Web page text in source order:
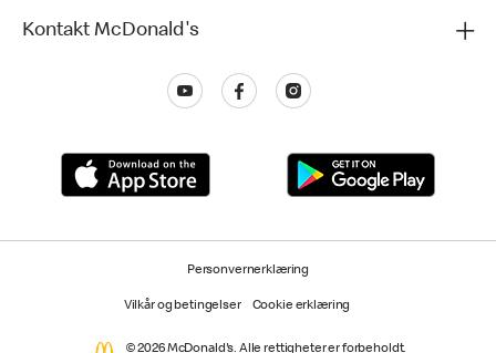
Kontakt McDonald's
Personvernerklæring
Vilkår og betingelser Cookie erklæring
© 2026 McDonald's. Alle rettigheter er forbeholdt.